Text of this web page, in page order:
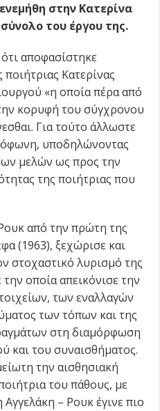
στην Κατερίνα
του έργου της.
αποφασίστηκε
Κατερίνας
«η οποία πέρα από
κορυφή του σύγχρονου
Για τούτο άλλωστε
υποδηλώνοντας
μελών ως προς την
της ποιήτριας που
από την πρώτη της
(1963), ξεχώρισε και
στοχαστικό λυρισμό της
οποία απεικόνισε την
των εναλλαγών
των τόπων και της
στη διαμόρφωση
και του συναισθήματος.
την αισθησιακή
του πάθους, με
– Ρουκ έγινε πιο